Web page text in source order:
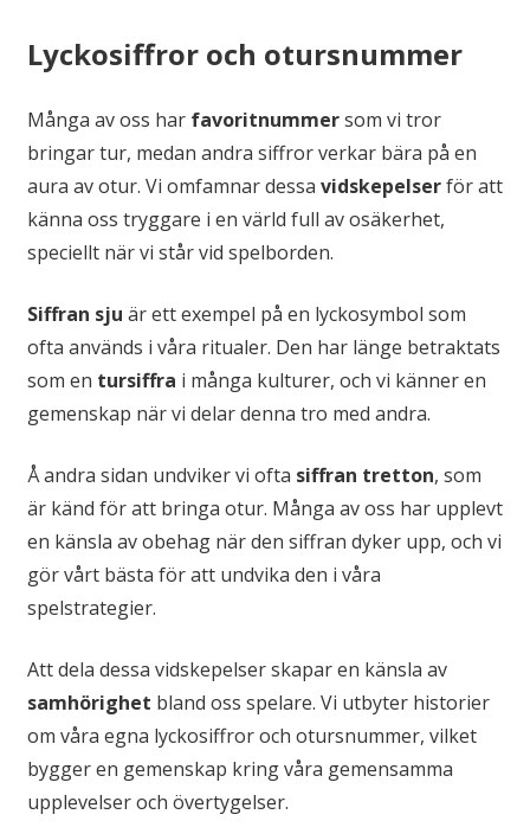
Lyckosiffror och otursnummer
Många av oss har favoritnummersom vi tror
bringar tur, medan andra siffror verkar bära på en
aura av otur. Vi omfamnar dessa vidskepelserför att
känna oss tryggare i en värld full av osäkerhet,
speciellt när vi står vid spelborden.
Siffran sju är ett exempel på en lyckosymbol som
ofta används i våra ritualer. Den har länge betraktats
som en tursiffra i många kulturer, och vi känner en
gemenskap när vi delar denna tro med andra.
Å andra sidan undviker vi ofta siffran tretton, som
är känd för att bringa otur. Många av oss har upplevt
en känsla av obehag när den siffran dyker upp, och vi
gör vårt bästa för att undvika den i våra
spelstrategier.
Att dela dessa vidskepelser skapar en känsla av
samhörighet bland oss spelare. Vi utbyter historier
om våra egna lyckosiffror och otursnummer, vilket
bygger en gemenskap kring våra gemensamma
upplevelser och övertygelser.